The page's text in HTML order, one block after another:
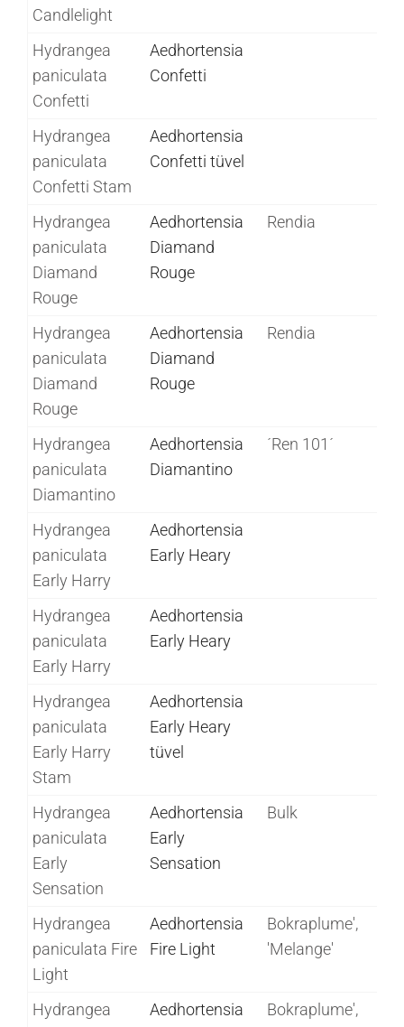
Candlelight
Hydrangea
paniculata
Confetti
Aedhortensia
Confetti
Hydrangea
paniculata
Confetti Stam
Aedhortensia
Confetti tüvel
Hydrangea
paniculata
Diamand
Rouge
Aedhortensia
Diamand
Rouge
Rendia
Hydrangea
paniculata
Diamand
Rouge
Aedhortensia
Diamand
Rouge
Rendia
Hydrangea
paniculata
Diamantino
Aedhortensia
Diamantino
´Ren 101´
Hydrangea
paniculata
Early Harry
Aedhortensia
Early Heary
Hydrangea
paniculata
Early Harry
Aedhortensia
Early Heary
Hydrangea
paniculata
Early Harry
Stam
Aedhortensia
Early Heary
tüvel
Hydrangea
paniculata
Early
Sensation
Aedhortensia
Early
Sensation
Bulk
Hydrangea
paniculata Fire
Light
Aedhortensia
Fire Light
Bokraplume',
'Melange'
Hydrangea
Aedhortensia
Bokraplume',